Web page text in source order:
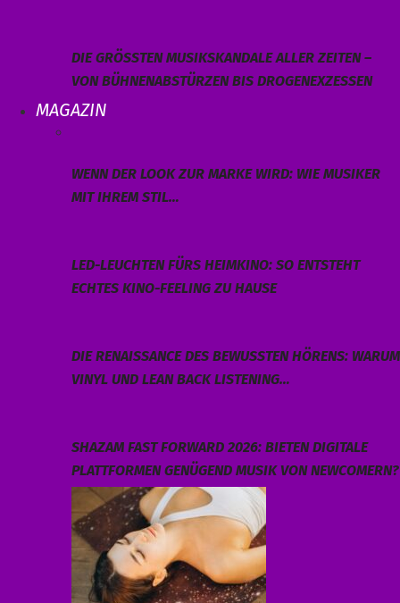
DIE GRÖSSTEN MUSIKSKANDALE ALLER ZEITEN – V
ON BÜHNENABSTÜRZEN BIS DROGENEXZESSEN
MAGAZIN
WENN DER LOOK ZUR MARKE WIRD: WIE MUSIKER
MIT IHREM STIL…
LED-LEUCHTEN FÜRS HEIMKINO: SO ENTSTEHT
ECHTES KINO-FEELING ZU HAUSE
DIE RENAISSANCE DES BEWUSSTEN HÖRENS: WARUM
VINYL UND LEAN BACK LISTENING…
SHAZAM FAST FORWARD 2026: BIETEN DIGITALE
PLATTFORMEN GENÜGEND MUSIK VON NEWCOMERN?